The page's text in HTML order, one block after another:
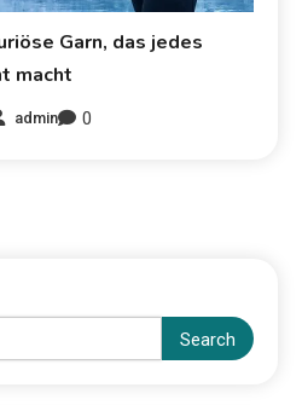
Garn, das jedes
macht
admin 0
Search